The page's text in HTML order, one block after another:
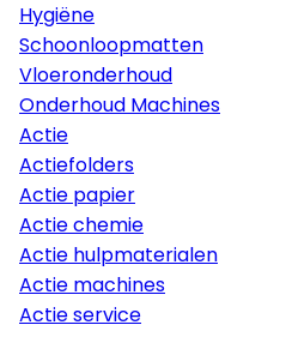
Hygiëne
Schoonloopmatten
Vloeronderhoud
Onderhoud Machines
Actie
Actiefolders
Actie papier
Actie chemie
Actie hulpmaterialen
Actie machines
Actie service